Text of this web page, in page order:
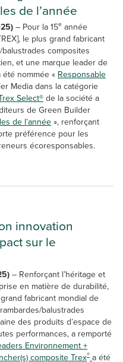
de l’année
– Pour la 15e année
le plus grand fabricant
composites
et une marque leader de
été nommée« Responsable
Media dans la catégorie
Select®de la société a
de Green Builder
de l’année», renforçant
préférence pour les
écoresponsables.
innovation
sur le
– Renforçant l’héritage et
en matière de durabilité,
fabricant mondial de
balustrades
des produits d’espace de
performances, a remporté
Environnement +
composite Trex® a été